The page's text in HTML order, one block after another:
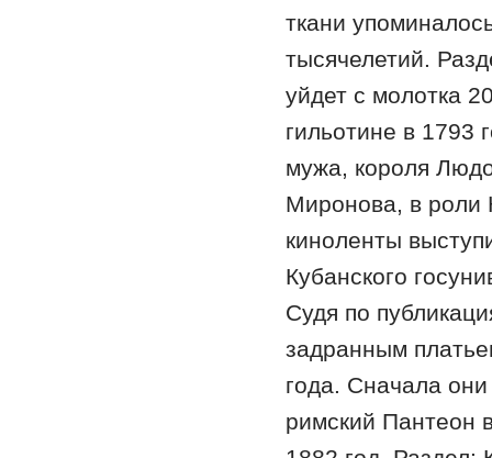
ткани
тысячелетий.
уйдет с молотка
гильотине в 1793
мужа, короля
Миронова, в роли
киноленты
Кубанского
Судя по
задранным
года. Сначала
римский Пантеон